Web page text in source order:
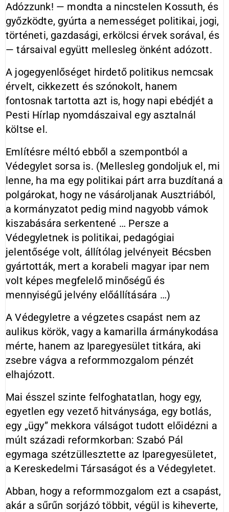
Adózzunk! — mondta a nincstelen Kossuth, és
győzködte, gyúrta a nemességet politikai, jogi,
történeti, gazdasági, erkölcsi érvek sorával, és
— társaival együtt mellesleg önként adózott.
A jogegyenlőséget hirdető politikus nemcsak
érvelt, cikkezett és szónokolt, hanem
fontosnak tartotta azt is, hogy napi ebédjét a
Pesti Hírlap nyomdászaival egy asztalnál
költse el.
Említésre méltó ebből a szempontból a
Védegylet sorsa is. (Mellesleg gondoljuk el, mi
lenne, ha ma egy politikai párt arra buzdítaná a
polgárokat, hogy ne vásároljanak Ausztriából,
a kormányzatot pedig mind nagyobb vámok
kiszabására serkentené … Persze a
Védegyletnek is politikai, pedagógiai
jelentősége volt, állítólag jelvényeit Bécsben
gyártották, mert a korabeli magyar ipar nem
volt képes megfelelő minőségű és
mennyiségű jelvény előállítására …)
A Védegyletre a végzetes csapást nem az
aulikus körök, vagy a kamarilla ármánykodása
mérte, hanem az Iparegyesület titkára, aki
zsebre vágva a reformmozgalom pénzét
elhajózott.
Mai ésszel szinte felfoghatatlan, hogy egy,
egyetlen egy vezető hitványsága, egy botlás,
egy „ügy” mekkora válságot tudott előidézni a
múlt századi reformkorban: Szabó Pál
egymaga szétzüllesztette az Iparegyesületet,
a Kereskedelmi Társaságot és a Védegyletet.
Abban, hogy a reformmozgalom ezt a csapást,
akár a sűrűn sorjázó többit, végül is kiheverte,